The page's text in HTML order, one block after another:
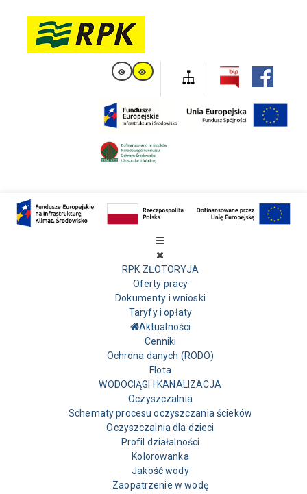
RPK ZŁOTORYJA
Oferty pracy
Dokumenty i wnioski
Taryfy i opłaty
Aktualności
Cenniki
Ochrona danych (RODO)
Flota
WODOCIĄGI I KANALIZACJA
Oczyszczalnia
Schematy procesu oczyszczania ścieków
Oczyszczalnia dla dzieci
Profil działalności
Kolorowanka
Jakość wody
Zaopatrzenie w wodę